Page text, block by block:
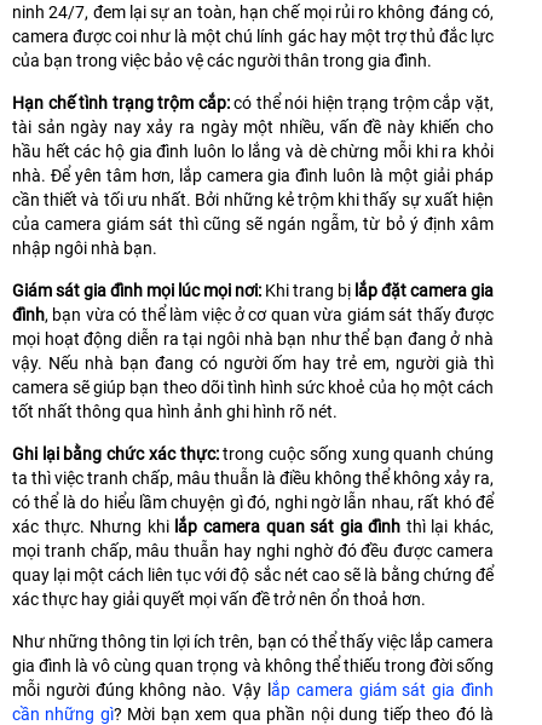
ninh 24/7, đem lại sự an toàn, hạn chế mọi rủi ro không đáng có,
camera được coi như là một chú lính gác hay một trợ thủ đắc lực
của bạn trong việc bảo vệ các người thân trong gia đình.
Hạn chế tình trạng trộm cắp:có thể nói hiện trạng trộm cắp vặt,
tài sản ngày nay xảy ra ngày một nhiều, vấn đề này khiến cho
hầu hết các hộ gia đình luôn lo lắng và dè chừng mỗi khi ra khỏi
nhà. Để yên tâm hơn, lắp camera gia đình luôn là một giải pháp
cần thiết và tối ưu nhất. Bởi những kẻ trộm khi thấy sự xuất hiện
của camera giám sát thì cũng sẽ ngán ngẫm, từ bỏ ý định xâm
nhập ngôi nhà bạn.
Giám sát gia đình mọi lúc mọi nơi: Khi trang bị lắp đặt camera gia
đình, bạn vừa có thể làm việc ở cơ quan vừa giám sát thấy được
mọi hoạt động diễn ra tại ngôi nhà bạn như thể bạn đang ở nhà
vậy. Nếu nhà bạn đang có người ốm hay trẻ em, người già thì
camera sẽ giúp bạn theo dõi tình hình sức khoẻ của họ một cách
tốt nhất thông qua hình ảnh ghi hình rõ nét.
Ghi lại bằng chức xác thực:trong cuộc sống xung quanh chúng
ta thì việc tranh chấp, mâu thuẫn là điều không thể không xảy ra,
có thể là do hiểu lầm chuyện gì đó, nghi ngờ lẫn nhau, rất khó để
xác thực. Nhưng khi lắp camera quan sát gia đình thì lại khác,
mọi tranh chấp, mâu thuẫn hay nghi nghờ đó đều được camera
quay lại một cách liên tục với độ sắc nét cao sẽ là bằng chứng để
xác thực hay giải quyết mọi vấn đề trở nên ổn thoả hơn.
Như những thông tin lợi ích trên, bạn có thể thấy việc lắp camera
gia đình là vô cùng quan trọng và không thể thiếu trong đời sống
mỗi người đúng không nào. Vậy lắp camera giám sát gia đình
cần những gì? Mời bạn xem qua phần nội dung tiếp theo đó là